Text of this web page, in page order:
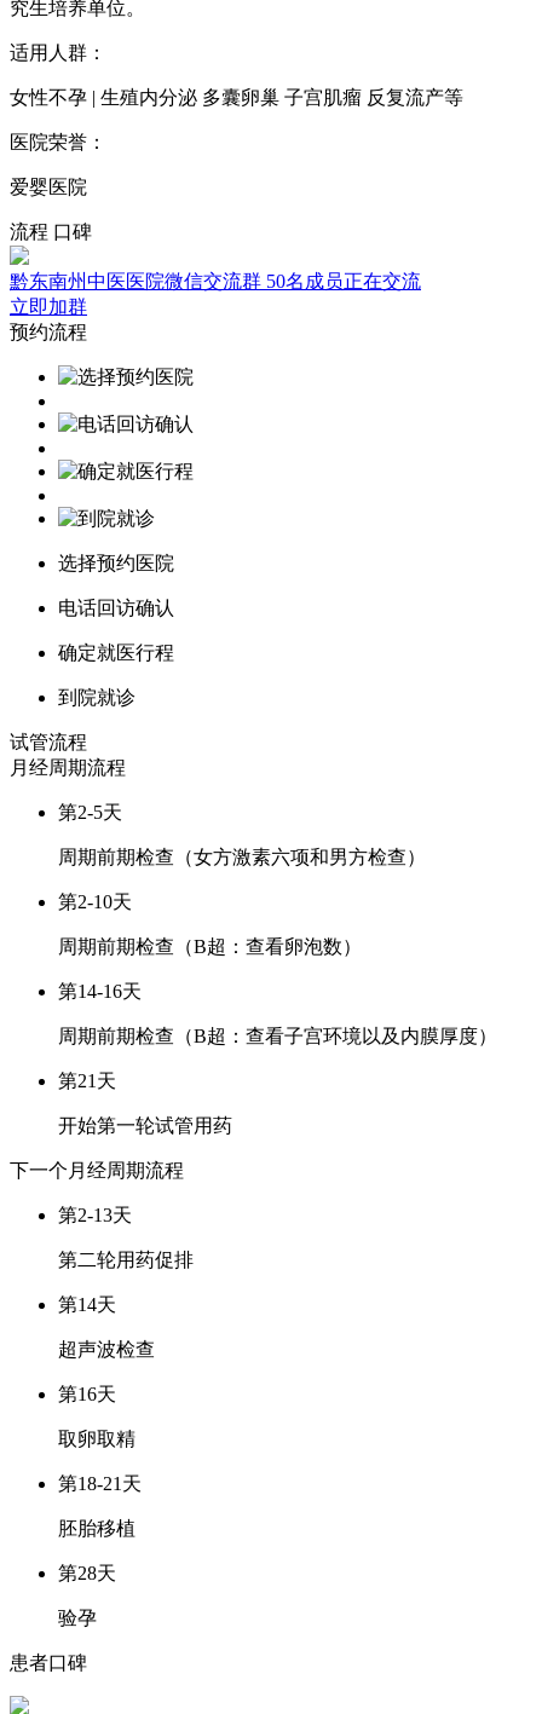
究生培养单位。
适用人群：
女性不孕 | 生殖内分泌 多囊卵巢 子宫肌瘤 反复流产等
医院荣誉：
爱婴医院
流程 口碑
黔东南州中医医院微信交流群 50名成员正在交流
立即加群
预约流程
选择预约医院
电话回访确认
确定就医行程
到院就诊
试管流程
月经周期流程
第2-5天
周期前期检查（女方激素六项和男方检查）
第2-10天
周期前期检查（B超：查看卵泡数）
第14-16天
周期前期检查（B超：查看子宫环境以及内膜厚度）
第21天
开始第一轮试管用药
下一个月经周期流程
第2-13天
第二轮用药促排
第14天
超声波检查
第16天
取卵取精
第18-21天
胚胎移植
第28天
验孕
患者口碑